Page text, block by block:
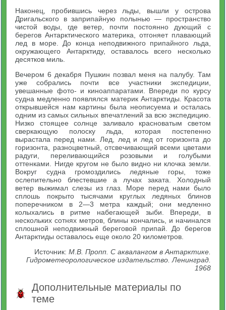
Наконец, пробившись через льды, вышли у острова
Дригальского в заприпайную полынью — пространство
чистой воды, где ветер, почти постоянно дующий с
берегов Антарктического материка, отгоняет плавающий
лед в море. До конца неподвижного припайного льда,
окружающего Антарктиду, оставалось всего несколько
десятков миль.
Вечером 6 декабря Пушкин позвал меня на палубу. Там
уже собрались почти все участники экспедиции,
увешанные фото- и киноаппаратами. Впереди по курсу
судна медленно появлялся материк Антарктиды. Красота
открывшейся нам картины была неописуема и осталась
одним из самых сильных впечатлений за всю экспедицию.
Низко стоящее солнце заливало красноватым светом
сверкающую полоску льда, которая постепенно
вырастала перед нами. Лед, лед и лед от горизонта до
горизонта, разноцветный, отсвечивающий всеми цветами
радуги, переливающийся розовыми и голубыми
оттенками. Нигде кругом не было видно ни клочка земли.
Вокруг судна громоздились ледяные горы, тоже
ослепительно блестевшие а лучах заката. Холодный
ветер выжимал слезы из глаз. Море перед нами было
сплошь покрыто тысячами круглых ледяных блинов
поперечником в 2—3 метра каждый; они медленно
колыхались в ритме набегающей зыби. Впереди, в
нескольких сотнях метров, блины кончались, и начинался
сплошной неподвижный береговой припай. До берегов
Антарктиды оставалось еще около 20 километров.
Источник: М.В. Пропп. С аквалангом в Антарктике.
Гидрометеорологическое издательство. Ленинград.
1968
Дополнительные материалы по
теме